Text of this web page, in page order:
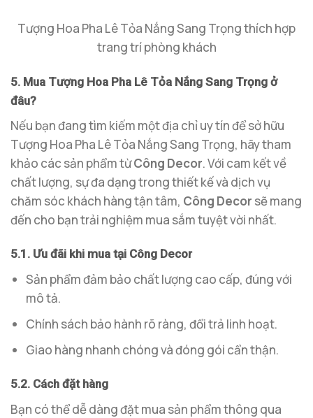
Tượng Hoa Pha Lê Tỏa Nắng Sang Trọng thích hợp
trang trí phòng khách
5. Mua Tượng Hoa Pha Lê Tỏa Nắng Sang Trọng ở
đâu?
Nếu bạn đang tìm kiếm một địa chỉ uy tín để sở hữu
Tượng Hoa Pha Lê Tỏa Nắng Sang Trọng, hãy tham
khảo các sản phẩm từCông Decor. Với cam kết về
chất lượng, sự đa dạng trong thiết kế và dịch vụ
chăm sóc khách hàng tận tâm, Công Decor sẽ mang
đến cho bạn trải nghiệm mua sắm tuyệt vời nhất.
5.1. Ưu đãi khi mua tại Công Decor
Sản phẩm đảm bảo chất lượng cao cấp, đúng với
mô tả.
Chính sách bảo hành rõ ràng, đổi trả linh hoạt.
Giao hàng nhanh chóng và đóng gói cẩn thận.
5.2. Cách đặt hàng
Bạn có thể dễ dàng đặt mua sản phẩm thông qua